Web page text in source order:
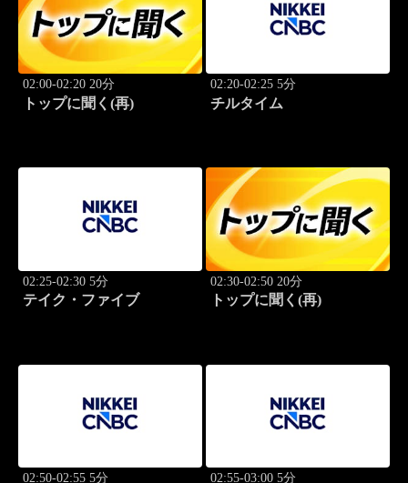
02:00-02:20 20分
トップに聞く(再)
02:20-02:25 5分
チルタイム
02:25-02:30 5分
テイク・ファイブ
02:30-02:50 20分
トップに聞く(再)
02:50-02:55 5分 02:55-03:00 5分